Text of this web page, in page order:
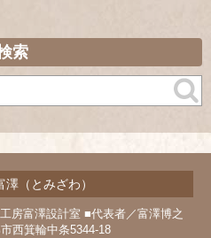
索
（とみざわ）
房富澤設計室 ■代表者／富澤博之
西箕輪中条5344-18